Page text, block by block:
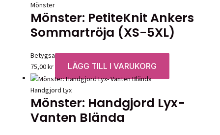
Mönster
Mönster: PetiteKnit Ankers
Sommartröja (XS-5XL)
Betygsatt0av 5
75,00kr LÄGG TILL I VARUKORG
Handgjord Lyx
Mönster: Handgjord Lyx-
Vanten Blända